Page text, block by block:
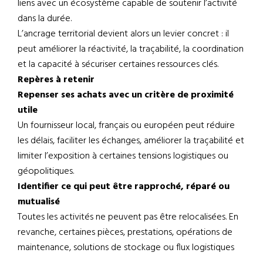
liens avec un écosystème capable de soutenir l’activité
dans la durée.
L’ancrage territorial devient alors un levier concret : il
peut améliorer la réactivité, la traçabilité, la coordination
et la capacité à sécuriser certaines ressources clés.
Repères à retenir
Repenser ses achats avec un critère de proximité
utile
Un fournisseur local, français ou européen peut réduire
les délais, faciliter les échanges, améliorer la traçabilité et
limiter l’exposition à certaines tensions logistiques ou
géopolitiques.
Identifier ce qui peut être rapproché, réparé ou
mutualisé
Toutes les activités ne peuvent pas être relocalisées. En
revanche, certaines pièces, prestations, opérations de
maintenance, solutions de stockage ou flux logistiques